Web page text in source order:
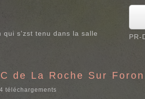
PR-
qui s'zst tenu dans la salle
de La Roche Sur Foron
téléchargements